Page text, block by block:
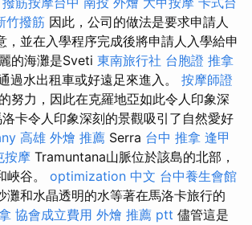
竹撥筋 因此，公司的做法是要求申請人
，並在入學程序完成後將申請人入學給申
的海灘是Sveti 東南旅行社 台胞證 推拿
過水出租車或好遠足來進入。 按摩師證
努力，因此在克羅地亞如此令人印象深
卡令人印象深刻的景觀吸引了自然愛好
高雄 外燴 推薦 Serra 台中 推拿 逢甲
按摩 Tramuntana山脈位於該島的北部，
峽谷。 optimization 中文 台中養生會館
灘和水晶透明的水等著在馬洛卡旅行的
協會成立費用 外燴 推薦 ptt 儘管這是